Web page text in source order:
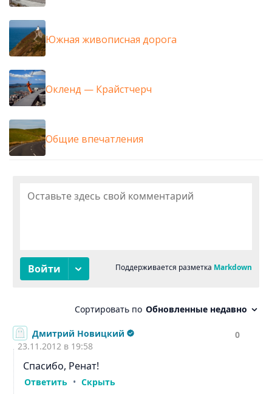
Южная живописная дорога
Окленд — Крайстчерч
Общие впечатления